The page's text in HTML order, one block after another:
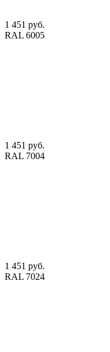
1 451 руб.
RAL 6005
1 451 руб.
RAL 7004
1 451 руб.
RAL 7024